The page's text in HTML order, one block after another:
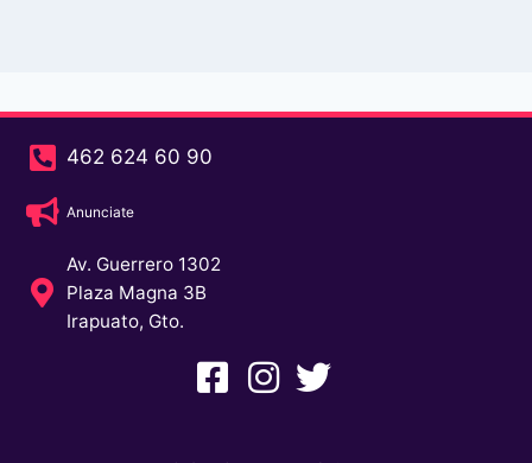
462 624 60 90
Anunciate
Av. Guerrero 1302
Plaza Magna 3B
Irapuato, Gto.